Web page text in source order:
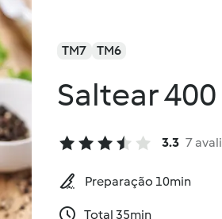
TM7 TM6
Saltear
3.3 7
Preparação 10min
Total 35min